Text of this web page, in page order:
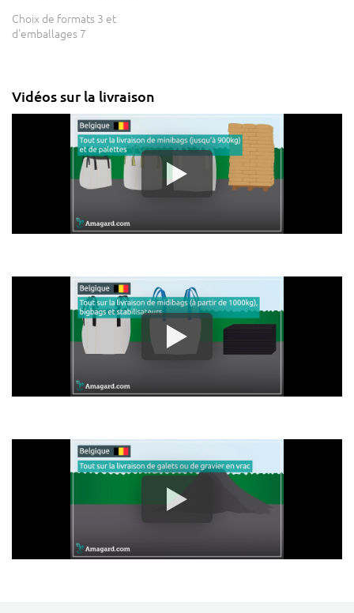
Choix de formats 3 et
d'emballages 7
Vidéos sur la livraison